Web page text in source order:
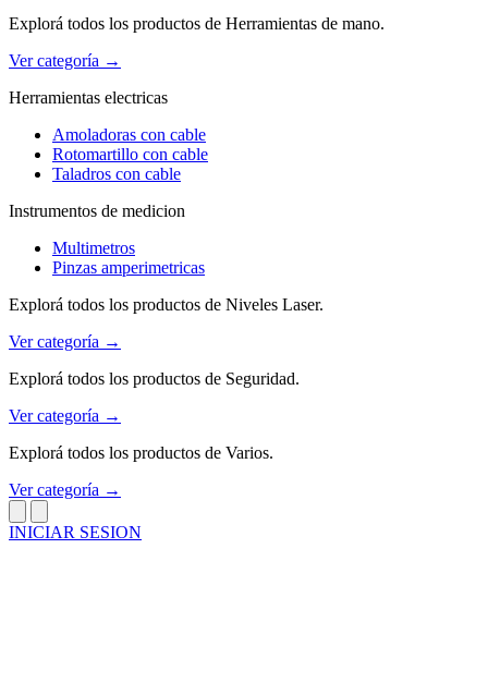
Explorá todos los productos de Herramientas de mano.
Ver categoría →
Herramientas electricas
Amoladoras con cable
Rotomartillo con cable
Taladros con cable
Instrumentos de medicion
Multimetros
Pinzas amperimetricas
Explorá todos los productos de Niveles Laser.
Ver categoría →
Explorá todos los productos de Seguridad.
Ver categoría →
Explorá todos los productos de Varios.
Ver categoría →
INICIAR SESION